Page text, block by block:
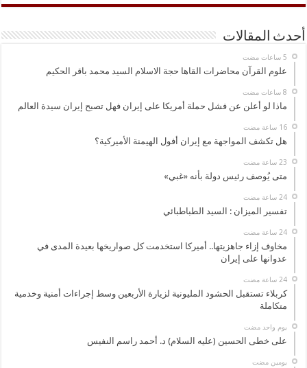
أحدث المقالات
علوم القرآن محاضرات القاها حجة الاسلام السيد محمد باقر الحكيم
ماذا لو أعلن عن فشل حملة أمريكا على إيران فهل تصبح إيران سيدة العالم
‏16 ساعة مضت
هل تكشف المواجهة مع إيران أفول الهيمنة الأميركية؟
متى يُوصف رئيس دولة بأنه «غبي»
‏24 ساعة مضت
تفسير الميزان : السيد الطباطبائي
‏24 ساعة مضت
مخاوف إزاء جاهزيتها.. أميركا استخدمت كل صواريخها بعيدة المدى في
عدوانها على إيران
‏24 ساعة مضت
كربلاء تستقبل الحشود المليونية لزيارة الأربعين وسط إجراءات أمنية وخدمية
متكاملة
‏يوم واحد مضت
على خطى الحسين (عليه السلام) د. أحمد راسم النفيس
‏يومين مضت